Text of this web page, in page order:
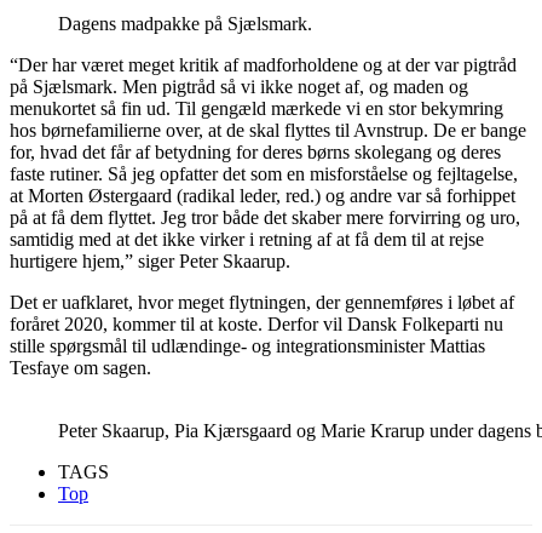
Dagens madpakke på Sjælsmark.
“Der har været meget kritik af madforholdene og at der var pigtråd
på Sjælsmark. Men pigtråd så vi ikke noget af, og maden og
menukortet så fin ud. Til gengæld mærkede vi en stor bekymring
hos børnefamilierne over, at de skal flyttes til Avnstrup. De er bange
for, hvad det får af betydning for deres børns skolegang og deres
faste rutiner. Så jeg opfatter det som en misforståelse og fejltagelse,
at Morten Østergaard (radikal leder, red.) og andre var så forhippet
på at få dem flyttet. Jeg tror både det skaber mere forvirring og uro,
samtidig med at det ikke virker i retning af at få dem til at rejse
hurtigere hjem,” siger Peter Skaarup.
Det er uafklaret, hvor meget flytningen, der gennemføres i løbet af
foråret 2020, kommer til at koste. Derfor vil Dansk Folkeparti nu
stille spørgsmål til udlændinge- og integrationsminister Mattias
Tesfaye om sagen.
Peter Skaarup, Pia Kjærsgaard og Marie Krarup under dagens
TAGS
Top